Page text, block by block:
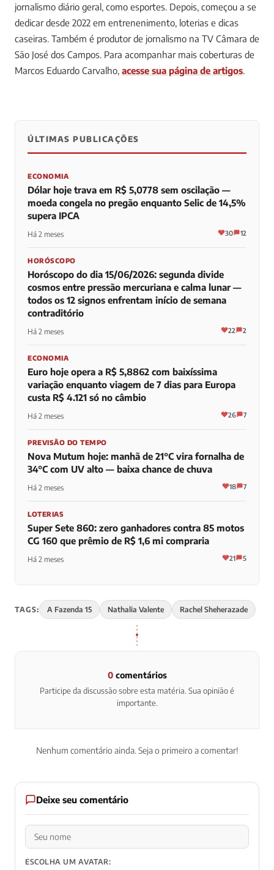
jornalismo diário geral, como esportes. Depois, começou a se
dedicar desde 2022 em entrenenimento, loterias e dicas
caseiras. Também é produtor de jornalismo na TV Câmara de
São José dos Campos. Para acompanhar mais coberturas de
Marcos Eduardo Carvalho, acesse sua página de artigos
0 0 0
ÚLTIMAS PUBLICAÇÕES
ECONOMIA
Dólar hoje trava em R$ 5,0778 sem oscilação —
moeda congela no pregão enquanto Selic de 14,5%
supera IPCA
Há 2 meses 30 12
HORÓSCOPO
Horóscopo do dia 15/06/2026: segunda divide
cosmos entre pressão mercuriana e calma lunar —
todos os 12 signos enfrentam início de semana
contraditório
Há 2 meses 22 2
ECONOMIA
Euro hoje opera a R$ 5,8862 com baixíssima
variação enquanto viagem de 7 dias para Europa
custa R$ 4.121 só no câmbio
Há 2 meses 26 7
PREVISÃO DO TEMPO
Nova Mutum hoje: manhã de 21°C vira fornalha de
34°C com UV alto — baixa chance de chuva
Há 2 meses 18 7
LOTERIAS
Super Sete 860: zero ganhadores contra 85 motos
CG 160 que prêmio de R$ 1,6 mi compraria
Há 2 meses 21 5
TAGS: A Fazenda 15 Nathalia Valente Rachel Sheherazade
0comentários
Participe da discussão sobre esta matéria. Sua opinião é
importante.
Nenhum comentário ainda. Seja o primeiro a comentar!
Deixe seu comentário
ESCOLHA UM AVATAR: